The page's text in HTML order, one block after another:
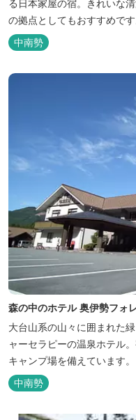
る日本家屋の宿。きれいな
の拠点としてもおすすめです
中南勢
森の中のホテル 奥伊勢フォ
大台山系の山々に囲まれた
ャーセラピーの温泉ホテル
キャンプ場を備えています。 施設内に宮川の支流が流れ、川遊びが
できます。BBQエリア、釣
クティビティを楽しめます。 ディナーは併設の「レストラン アン
ジュ」にて、地元の食材を
中南勢